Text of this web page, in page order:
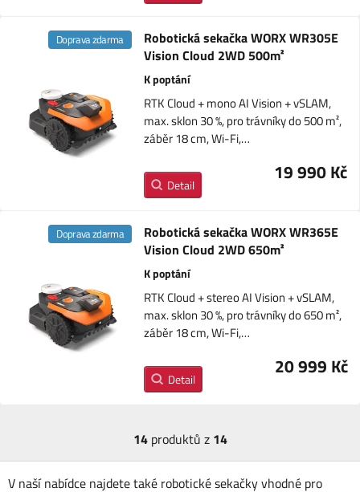
Robotická sekačka WORX WR305E
Vision Cloud 2WD 500m²
Doprava zdarma
K poptání
RTK Cloud + mono AI Vision + vSLAM,
max. sklon 30 %, pro trávníky do 500 m²,
záběr 18 cm, Wi-Fi,…
19 990 Kč
Detail
Robotická sekačka WORX WR365E
Vision Cloud 2WD 650m²
Doprava zdarma
K poptání
RTK Cloud + stereo AI Vision + vSLAM,
max. sklon 30 %, pro trávníky do 650 m²,
záběr 18 cm, Wi-Fi,…
20 999 Kč
Detail
14produktů z 14
V naší nabídce najdete také robotické sekačky vhodné pro